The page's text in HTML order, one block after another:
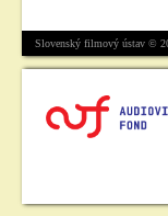
Slovenský filmový ústav ©